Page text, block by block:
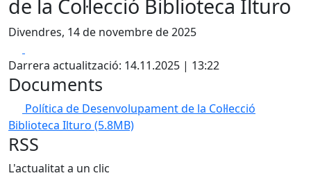
de la Col·lecció Biblioteca Ilturo
Divendres, 14 de novembre de 2025
Darrera actualització: 14.11.2025 | 13:22
Documents
Política de Desenvolupament de la Col·lecció
Biblioteca Ilturo (5.8MB)
RSS
L'actualitat a un clic